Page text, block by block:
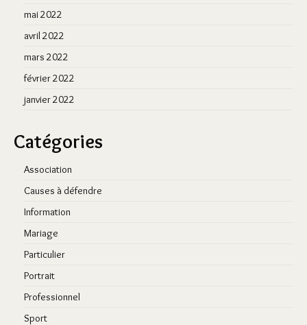
mai 2022
avril 2022
mars 2022
février 2022
janvier 2022
Catégories
Association
Causes à défendre
Information
Mariage
Particulier
Portrait
Professionnel
Sport